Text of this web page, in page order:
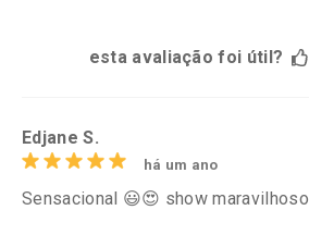
esta avaliação foi útil?
Edjane S.
há um ano
Sensacional 😃😍 show maravilhoso